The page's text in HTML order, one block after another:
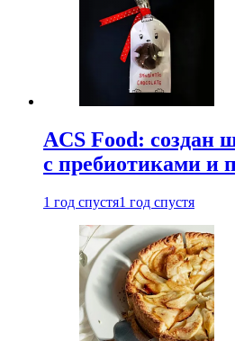
ACS Food: создан
с пребиотиками и
1 год спустя1 год спустя